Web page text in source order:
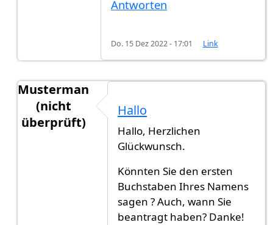
Antworten
Do. 15 Dez 2022 - 17:01 Link
Musterman
(nicht
überprüft)
Hi zusammen, habe vor 10…
Hallo
Hallo, Herzlichen
Glückwunsch.
Könnten Sie den ersten
Buchstaben Ihres Namens
sagen ? Auch, wann Sie
beantragt haben? Danke!